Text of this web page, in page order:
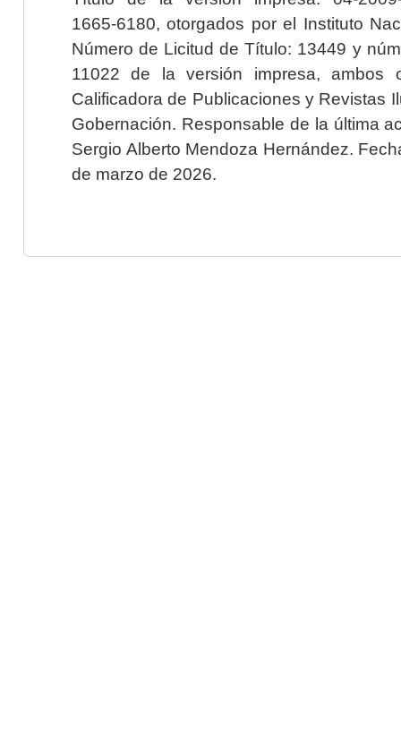
1665-6180, otorgados por el Instituto
Número de Licitud de Título: 13449 y
11022 de la versión impresa, ambos
Calificadora de Publicaciones y Revistas
Gobernación. Responsable de la última
Sergio Alberto Mendoza Hernández.
de marzo de 2026.